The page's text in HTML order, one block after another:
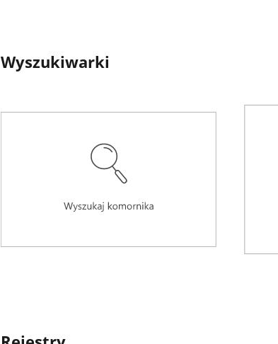
Wyszukiwarki